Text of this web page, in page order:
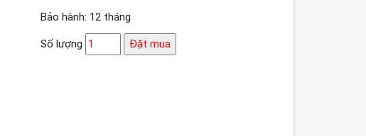
Bảo hành: 12 tháng
Số lượng Đặt mua